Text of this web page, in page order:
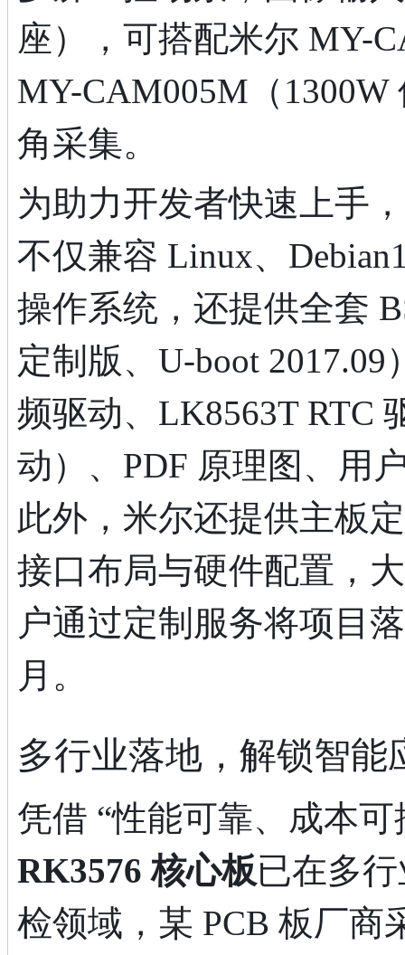
座），可搭配米尔 MY-
MY-CAM005M（
角采集。
为助力开发者快速上手
不仅兼容 Linux、
操作系统，还提供全套
定制版、U-boot
频驱动、LK8563T RTC
动）、PDF 原理图、用
此外，米尔还提供主板
接口布局与硬件配置，
户通过定制服务将项目
月。
多行业落地，解锁智能
凭借 “性能可靠、成本
RK3576 核心板已在多
检领域，某 PCB 板厂商